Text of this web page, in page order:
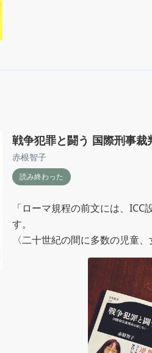
戦争犯罪と闘う 国際刑事裁
赤根智子
読み終わった
「ローマ規程の前文には、
す。
〈二十世紀の間に多数の児童
る想像を絶する残虐な行為の
色々な意味でくらくらしなが
こんな軽薄な言葉で表せるよ
こいい人がいたなんて。
いるんだな、まだまだ、知ら